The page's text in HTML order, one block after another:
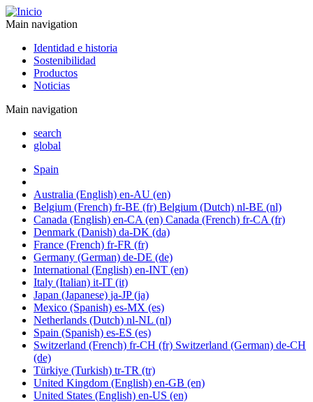
Main navigation
Identidad e historia
Sostenibilidad
Productos
Noticias
Main navigation
search
global
Spain
Australia (English) en-AU (en)
Belgium (French) fr-BE (fr) Belgium (Dutch) nl-BE (nl)
Canada (English) en-CA (en) Canada (French) fr-CA (fr)
Denmark (Danish) da-DK (da)
France (French) fr-FR (fr)
Germany (German) de-DE (de)
International (English) en-INT (en)
Italy (Italian) it-IT (it)
Japan (Japanese) ja-JP (ja)
Mexico (Spanish) es-MX (es)
Netherlands (Dutch) nl-NL (nl)
Spain (Spanish) es-ES (es)
Switzerland (French) fr-CH (fr) Switzerland (German) de-CH
(de)
Türkiye (Turkish) tr-TR (tr)
United Kingdom (English) en-GB (en)
United States (English) en-US (en)